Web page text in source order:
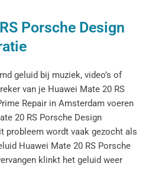
Porsche Design
geluid bij muziek, video’s of
van je Huawei Mate 20 RS
Repair in Amsterdam voeren
20 RS Porsche Design
probleem wordt vaak gezocht als
Huawei Mate 20 RS Porsche
klinkt het geluid weer